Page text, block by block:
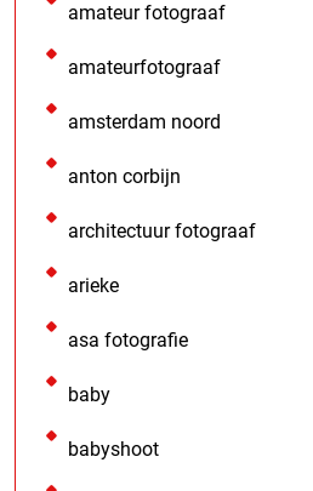
amateur fotograaf
amateurfotograaf
amsterdam noord
anton corbijn
architectuur fotograaf
arieke
asa fotografie
baby
babyshoot